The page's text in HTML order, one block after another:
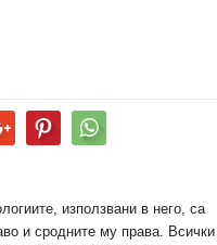
използвани в него, са
и сродните му права. Всички